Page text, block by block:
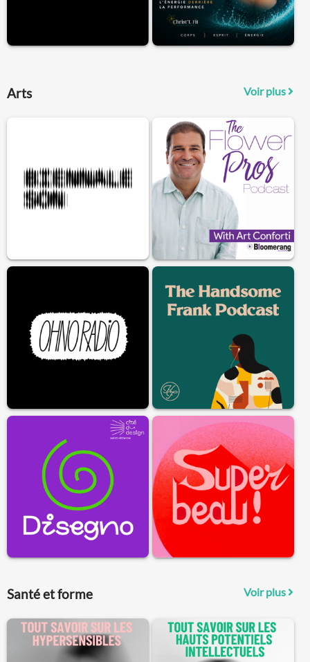
Arts Voir plus
Santé et forme Voir plus